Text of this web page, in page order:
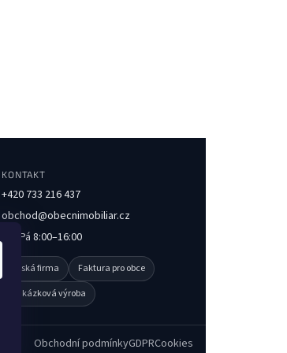
KONTAKT
+420 733 216 437
obchod@obecnimobiliar.cz
Po–Pá 8:00–16:00
Česká firma
Faktura pro obce
Zakázková výroba
Obchodní podmínkyGDPRCookies